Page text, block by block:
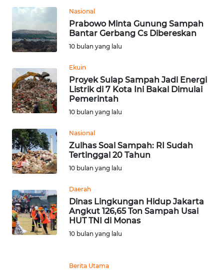
Nasional
Prabowo Minta Gunung Sampah
Bantar Gerbang Cs Dibereskan
10 bulan yang lalu
Ekuin
Proyek Sulap Sampah Jadi Energi
Listrik di 7 Kota Ini Bakal Dimulai
Pemerintah
10 bulan yang lalu
Nasional
Zulhas Soal Sampah: RI Sudah
Tertinggal 20 Tahun
10 bulan yang lalu
Daerah
Dinas Lingkungan Hidup Jakarta
Angkut 126,65 Ton Sampah Usai
HUT TNI di Monas
10 bulan yang lalu
Berita Utama
WN
KARAWANG
WN
BEKASI
WN
BOGOR
WN
DEPOK
WN
TAPANULI
UTARA
WN
SAMOSIR
WN